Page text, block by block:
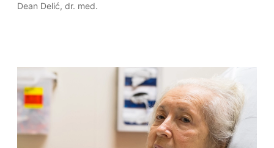
Dean Delić, dr. med.